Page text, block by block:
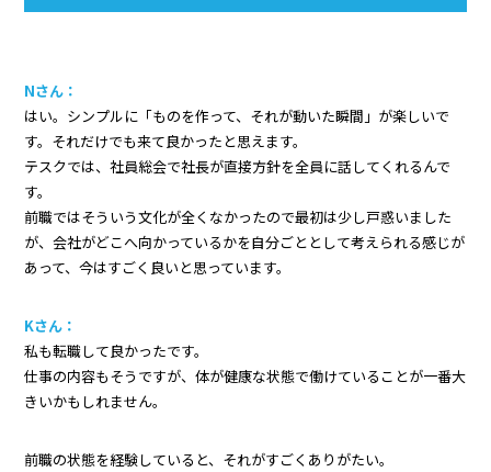
Nさん：
はい。シンプルに「ものを作って、それが動いた瞬間」が楽しいで
す。それだけでも来て良かったと思えます。
テスクでは、社員総会で社長が直接方針を全員に話してくれるんで
す。
前職ではそういう文化が全くなかったので最初は少し戸惑いました
が、会社がどこへ向かっているかを自分ごととして考えられる感じが
あって、今はすごく良いと思っています。
Kさん：
私も転職して良かったです。
仕事の内容もそうですが、体が健康な状態で働けていることが一番大
きいかもしれません。
前職の状態を経験していると、それがすごくありがたい。